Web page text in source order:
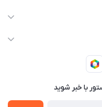
با‌ خبر شوید